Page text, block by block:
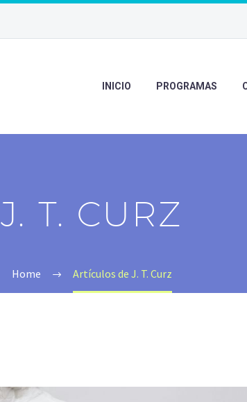
INICIO PROGRAMAS
J. T. CURZ
Home Artículos de J. T. Curz